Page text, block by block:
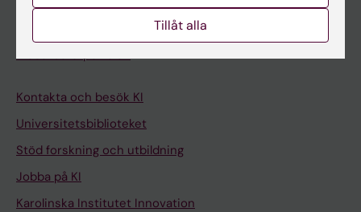
Medarbetarportalen
Kontakta och besök KI
Universitetsbiblioteket
Stöd forskning och utbildning
Jobba på KI
Karolinska Institutet Innovation
Tillåt alla